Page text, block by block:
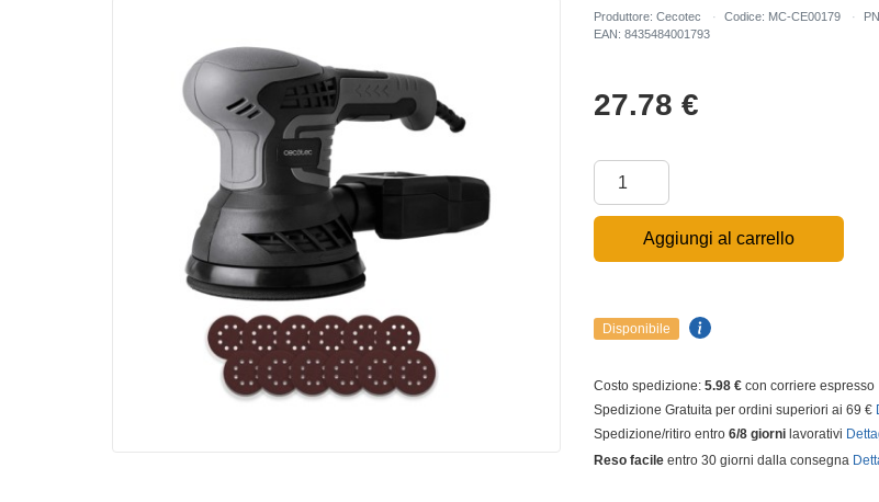
Produttore: Cecotec Codice: MC-CE00179
EAN: 8435484001793
27.78 €
Aggiungi al carrello
Disponibile
Costo spedizione: 5.98 € con corriere espresso
Spedizione Gratuita per ordini superiori ai 69 €
Spedizione/ritiro entro 6/8 giornilavorativi
Reso facileentro 30 giorni dalla consegna